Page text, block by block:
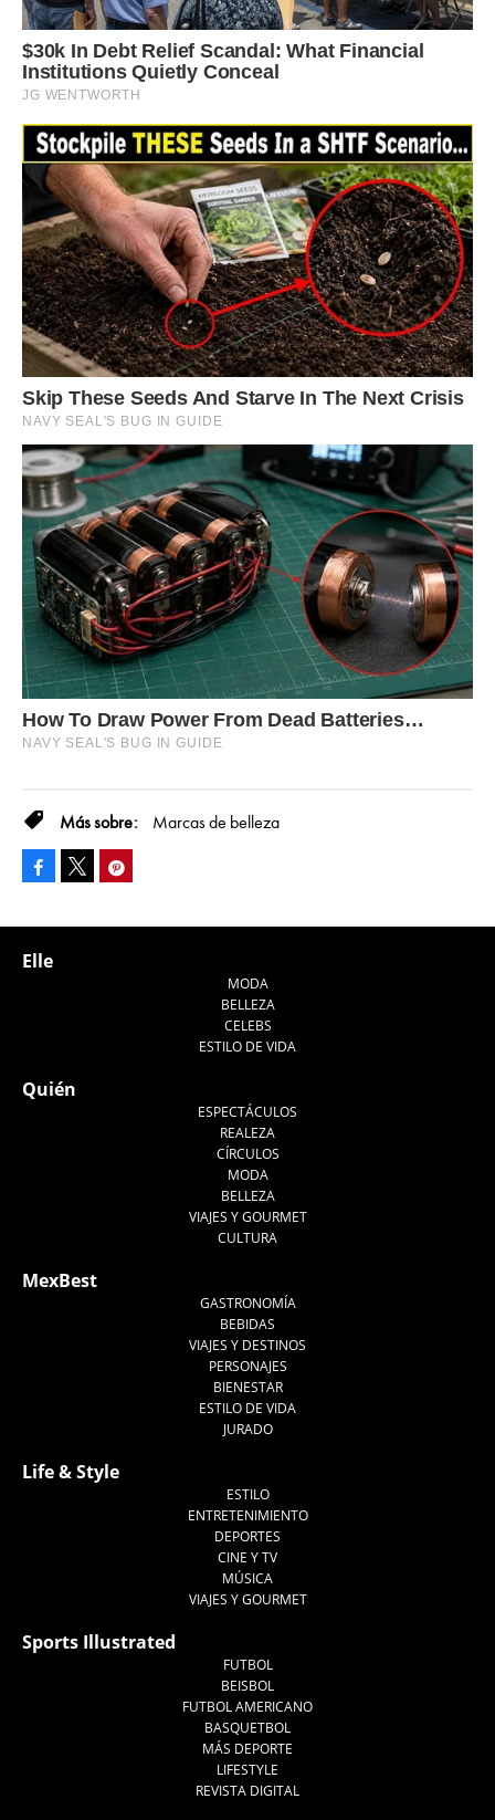
Marcas de belleza
Facebook
Elle
MODA
BELLEZA
CELEBS
ESTILO DE VIDA
Quién
ESPECTÁCULOS
REALEZA
CÍRCULOS
MODA
BELLEZA
VIAJES Y GOURMET
CULTURA
MexBest
GASTRONOMÍA
BEBIDAS
VIAJES Y DESTINOS
PERSONAJES
BIENESTAR
ESTILO DE VIDA
JURADO
Life & Style
ESTILO
ENTRETENIMIENTO
DEPORTES
CINE Y TV
MÚSICA
VIAJES Y GOURMET
Sports Illustrated
FUTBOL
BEISBOL
FUTBOL AMERICANO
BASQUETBOL
MÁS DEPORTE
LIFESTYLE
REVISTA DIGITAL